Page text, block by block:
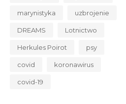
marynistyka uzbrojenie
DREAMS Lotnictwo
Herkules Poirot psy
covid koronawirus
covid-19